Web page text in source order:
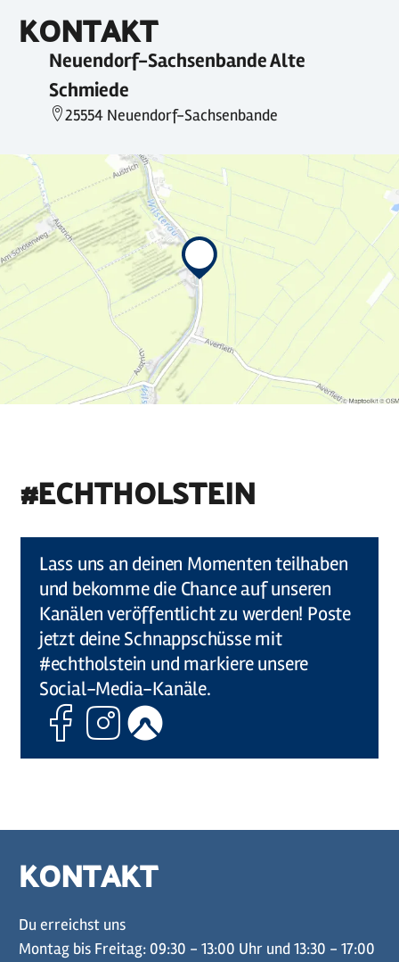
KONTAKT
Neuendorf-Sachsenbande Alte
Schmiede
25554 Neuendorf-Sachsenbande
#ECHTHOLSTEIN
Lass uns an deinen Momenten teilhaben
und bekomme die Chance auf unseren
Kanälen veröffentlicht zu werden! Poste
jetzt deine Schnappschüsse mit
#echtholstein und markiere unsere
Social-Media-Kanäle.
FacebookInstagram
Komoot
KONTAKT
Du erreichst uns
Montag bis Freitag: 09:30 - 13:00 Uhr und 13:30 - 17:00